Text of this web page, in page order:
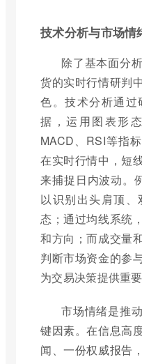
技术分析与市场情
除了基本面分
货的实时行情研判
色。技术分析通
据，运用图表形
MACD、RSI等指
在实时行情中，短
来捕捉日内波动。
以识别出头肩顶
态；通过均线系统
和方向；而成交量
判断市场资金的参
为交易决策提供重要
市场情绪是推
键因素。在信息高
闻、一份权威报告